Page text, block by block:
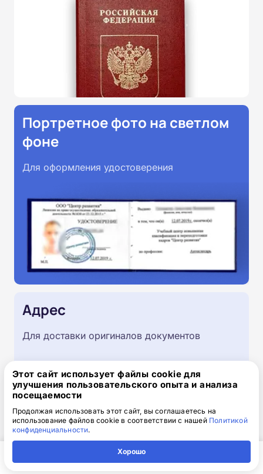
Портретное фото на светлом
фоне
Для оформления удостоверения
Адрес
Для доставки оригиналов документов
Этот сайт использует файлы cookie для
улучшения пользовательского опыта и анализа
посещаемости
Продолжая использовать этот сайт, вы соглашаетесь на
использование файлов cookie в соответствии с нашей Политикой
конфиденциальности.
Хорошо